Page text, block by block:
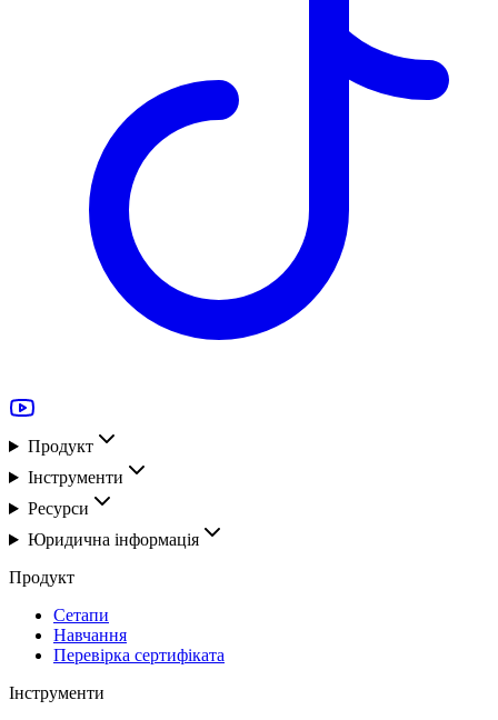
Продукт
Інструменти
Ресурси
Юридична інформація
Продукт
Сетапи
Навчання
Перевірка сертифіката
Інструменти